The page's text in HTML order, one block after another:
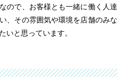
ので、お客様とも一緒に働く人達
、その雰囲気や環境を店舗のみな
いと思っています。